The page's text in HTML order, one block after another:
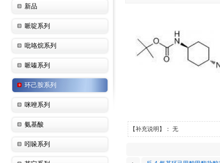
新品
哌啶系列
吡咯烷系列
哌嗪系列
环己胺系列
咪唑系列
氨基酸
吲哚系列
【补充说明】： 无